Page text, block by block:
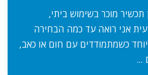
תכשיר מוכר בשימוש ביתי,
אני רואה עד כמה הבחירה
כשמתמודדים עם חום או כאב,
...